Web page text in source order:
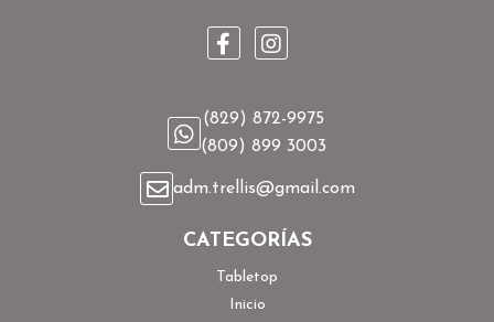
(829) 872-9975
(809) 899 3003
adm.trellis@gmail.com
CATEGORÍAS
Tabletop
Inicio